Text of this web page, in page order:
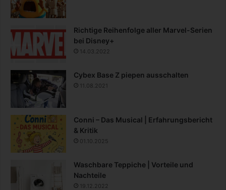
Richtige Reihenfolge aller Marvel-Serien
bei Disney+
14.03.2022
Cybex Base Z piepen ausschalten
11.08.2021
Conni – Das Musical | Erfahrungsbericht
& Kritik
01.10.2025
Waschbare Teppiche | Vorteile und
Nachteile
19.12.2022